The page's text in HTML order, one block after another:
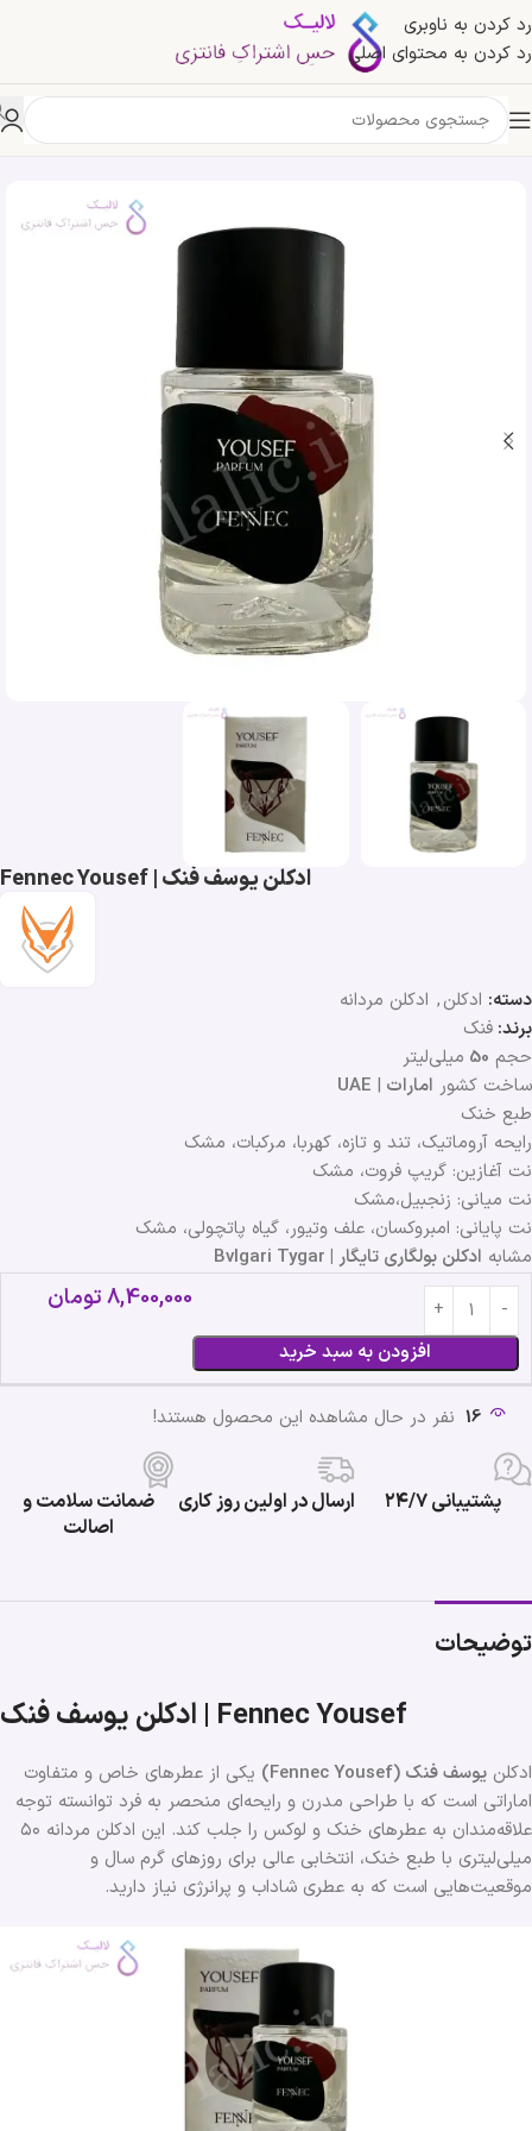
رد کردن به ناوبری
رد کردن به محتوای اصلی
خانه»
ادکلن یوسف فنک | Fennec Yousef
دسته: ادکلن, ادکلن مردانه
برند: فنک
حجم 50 میلی‌لیتر
ساخت کشور امارات |
UAE
طبع خنک
رایحه آروماتیک، تند و تازه، کهربا، مرکبات، مشک
نت آغازین: گریپ فروت، مشک
نت میانی: زنجبیل،مشک
نت پایانی: امبروکسان، علف وتیور، گیاه پاتچولی، مشک
مشابه ادکلن بولگاری تایگار | Bvlgari Tygar
افزودن به سبد خرید
8,400,000تومان
16 نفر در حال مشاهده این محصول هستند!
پشتیبانی ۲۴/۷ ارسال در اولین روز کاری
ضمانت سلامت و
اصالت
توضیحات
ادکلن یوسف فنک | Fennec Yousef
ادکلن یوسف فنک (Fennec Yousef)
یکی از عطرهای خاص و متفاوت
اماراتی است که با طراحی مدرن و رایحه‌ای منحصر به فرد توانسته توجه
علاقه‌مندان به عطرهای خنک و لوکس را جلب کند. این ادکلن مردانه ۵۰
میلی‌لیتری با طبع خنک، انتخابی عالی برای روزهای گرم سال و
موقعیت‌هایی است که به عطری شاداب و پرانرژی نیاز دارید.